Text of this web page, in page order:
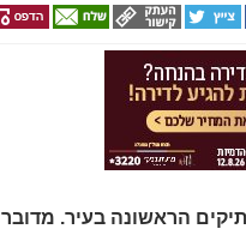
הראשונה בעיר. מדובר